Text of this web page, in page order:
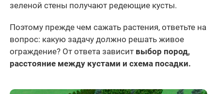
зеленой стены получают редеющие кусты.
Поэтому прежде чем сажать растения, ответьте на
вопрос: какую задачу должно решать живое
ограждение? От ответа зависит выбор пород,
расстояние между кустами и схема посадки.